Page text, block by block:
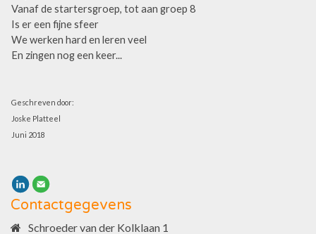
Vanaf de startersgroep, tot aan groep 8
Is er een fijne sfeer
We werken hard en leren veel
En zingen nog een keer...
Geschreven door:
Joske Platteel
Juni 2018
Contactgegevens
Schroeder van der Kolklaan 1